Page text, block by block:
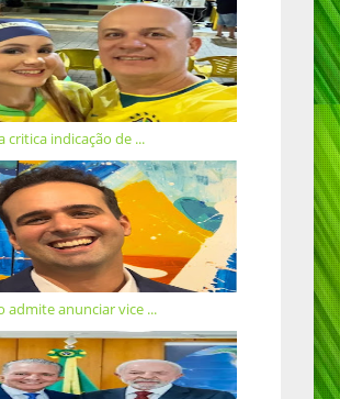
critica indicação de ...
admite anunciar vice ...